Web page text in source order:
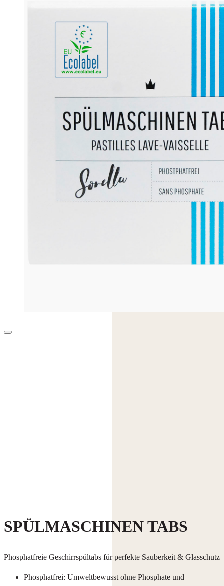
SPÜLMASCHINEN TABS
Phosphatfreie Geschirrspültabs für perfekte Sauberkeit & Glasschutz
Phosphatfrei: Umweltbewusst ohne Phosphate und